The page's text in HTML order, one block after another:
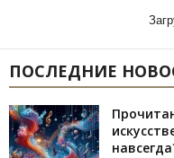
ПОСЛЕДНИЕ